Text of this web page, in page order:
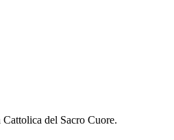
del Sacro Cuore.